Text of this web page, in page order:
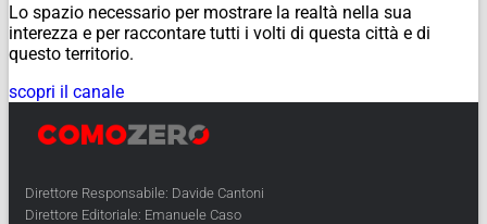
Lo spazio necessario per mostrare la realtà nella sua
interezza e per raccontare tutti i volti di questa città e di
questo territorio.
scopri il canale
Direttore Responsabile: Davide Cantoni
Direttore Editoriale: Emanuele Caso